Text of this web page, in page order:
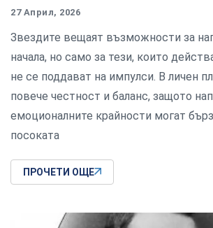
27 Април, 2026
Звездите вещаят възможности за
начала, но само за тези, които
не се поддават на импулси. В личен
повече честност и баланс, защото
емоционалните крайности могат
посоката
ПРОЧЕТИ ОЩЕ